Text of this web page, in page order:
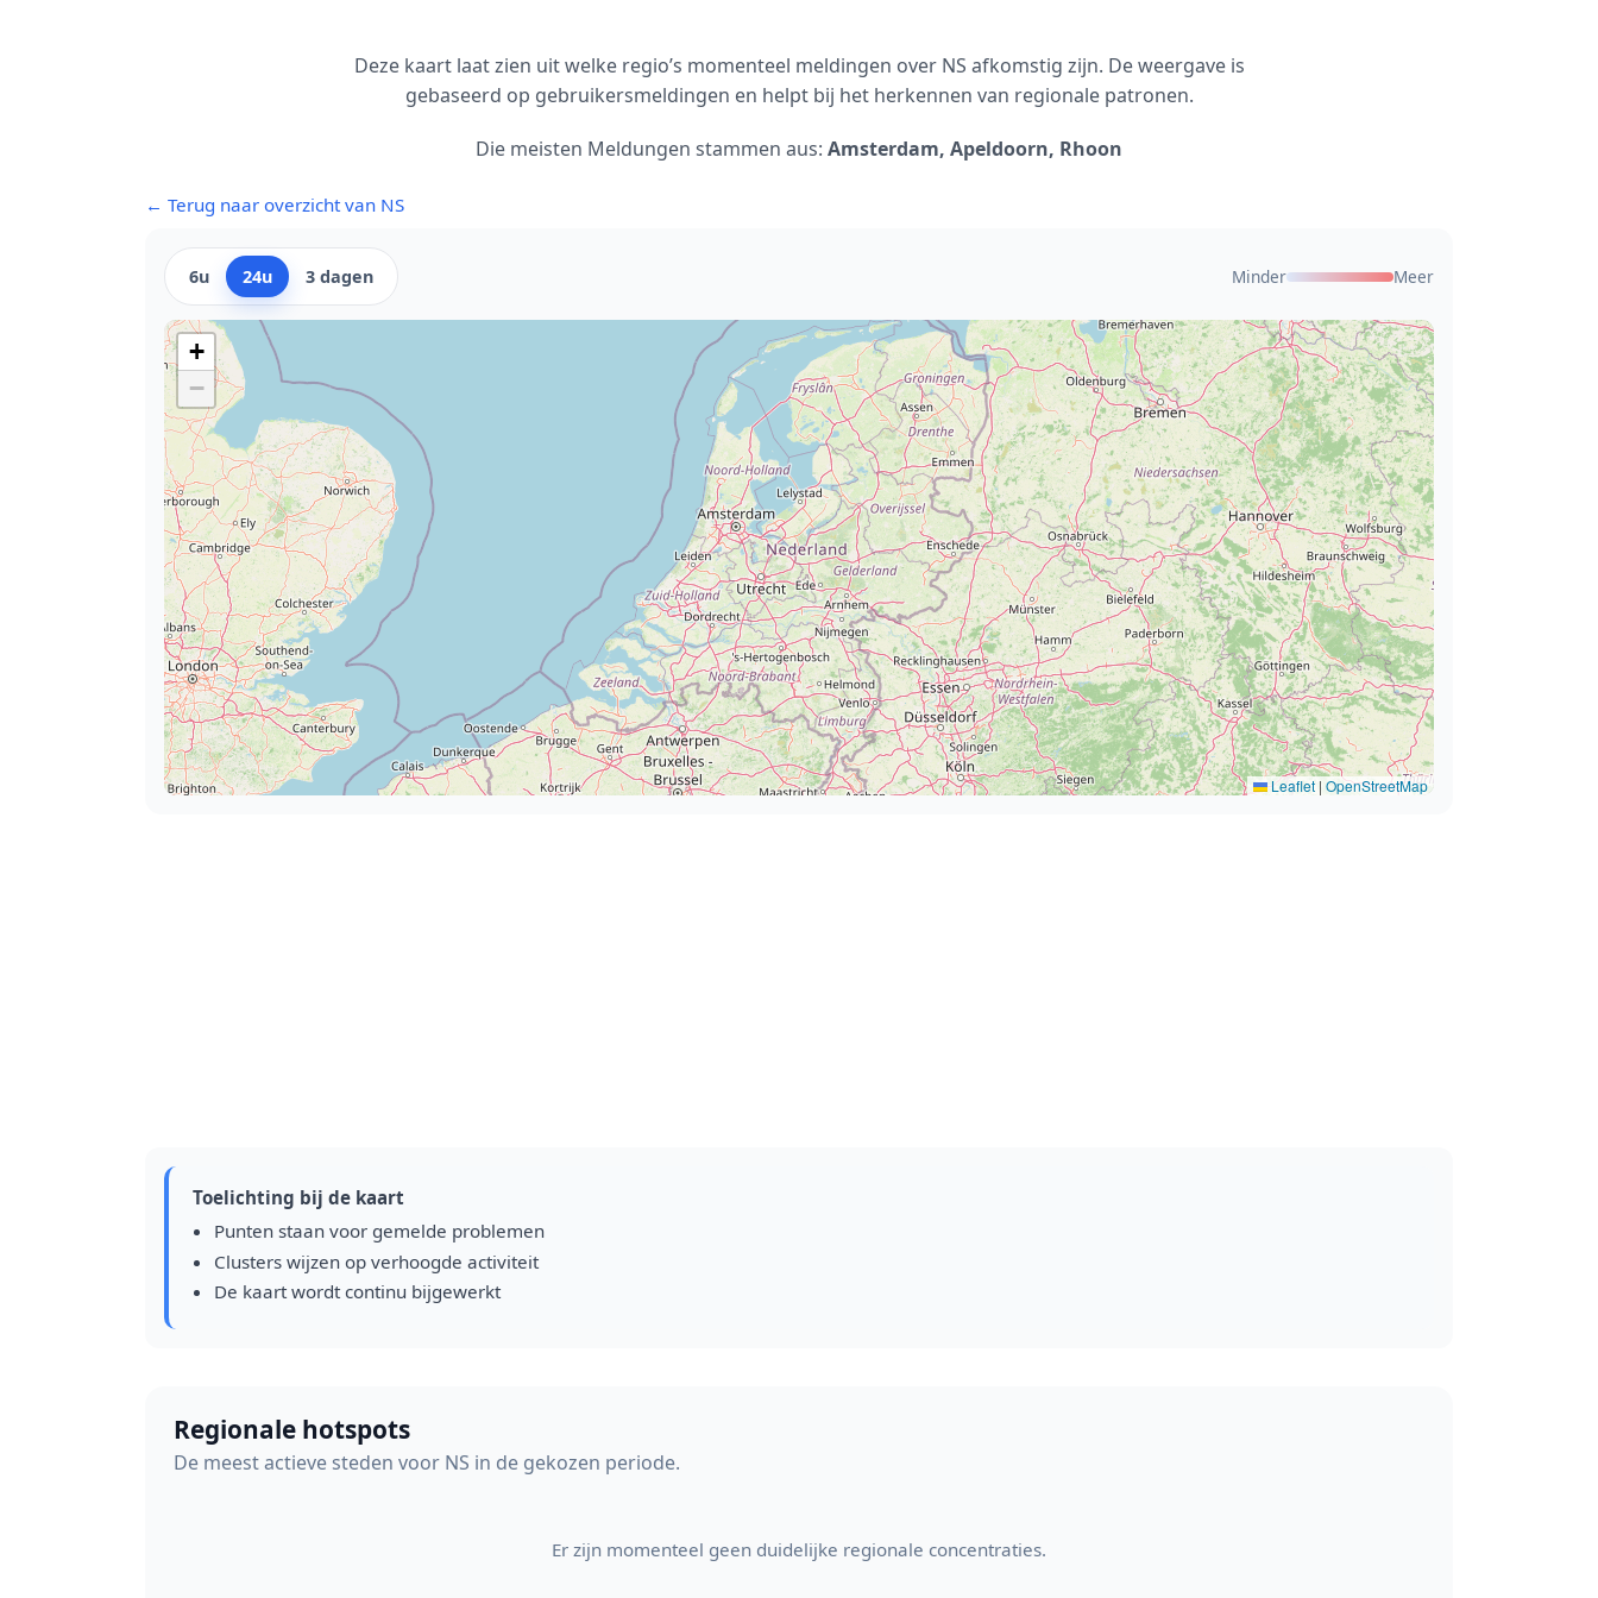
Deze kaart laat zien uit welke regio’s momenteel meldingen over NS afkomstig zijn. De weergave is
gebaseerd op gebruikersmeldingen en helpt bij het herkennen van regionale patronen.
Die meisten Meldungen stammen aus: Amsterdam, Apeldoorn, Rhoon
← Terug naar overzicht van NS
6u 24u 3 dagen Minder Meer
+
−
Leaflet | OpenStreetMap
Toelichting bij de kaart
Punten staan voor gemelde problemen
Clusters wijzen op verhoogde activiteit
De kaart wordt continu bijgewerkt
Regionale hotspots
De meest actieve steden voor NS in de gekozen periode.
Er zijn momenteel geen duidelijke regionale concentraties.